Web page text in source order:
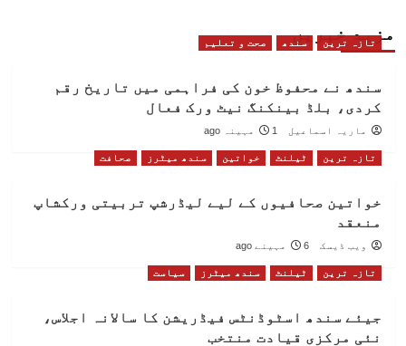
مزید خبریں
تازہ ترین سندھ صحت و تعلیم
سندھ نے محفوظ خون کی فراہمی میں تاریخ رقم
کردی، بلڈ بینکنگ نیٹ ورک فعال
ماریہ اسماعیل 1 مہینہ ago
تازہ ترین ٹیلنٹ خواتین سندھ میٹرز صحافت
خواتین صحافیوں کے لیے لیڈرشپ تربیتی ورکشاپ
منعقد
ویب ڈیسک 6 مہینے ago
تازہ ترین ٹیلنٹ سندھ میٹرز سیاست
جیئے سندھ اسٹوڈنٹس فیڈریشن کا سالانہ اجلاس،
نئی مرکزی قیادت منتخب